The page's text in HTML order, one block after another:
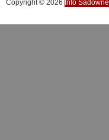
Copyright © 2026 Info Sadowne